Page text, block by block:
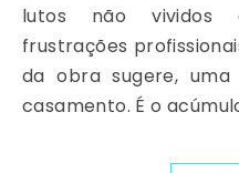
lutos não vividos
frustrações
da obra sugere,
casamento. É o